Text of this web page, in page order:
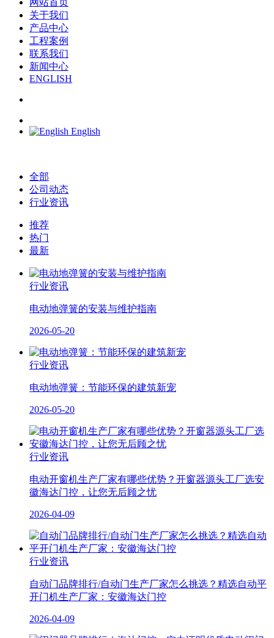
关于我们
产品中心
工程案例
联系我们
新闻中心
ENGLISH
English
全部
公司动态
行业资讯
推荐
热门
最新
行业资讯
电动地弹簧的安装与维护指南
2026-05-20
行业资讯
电动地弹簧：节能环保的建筑新宠
2026-05-20
行业资讯
电动开窗机生产厂家有哪些优势？开窗器源头工厂选安
徽海达门控，让您无后顾之忧
2026-04-09
行业资讯
自动门品牌排行/自动门生产厂家怎么挑选？精选自动平
开门机生产厂家：安徽海达门控
2026-04-09